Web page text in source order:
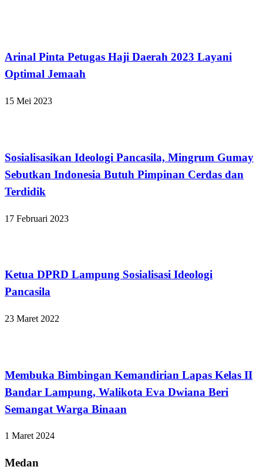
Arinal Pinta Petugas Haji Daerah 2023 Layani
Optimal Jemaah
15 Mei 2023
Sosialisasikan Ideologi Pancasila, Mingrum Gumay
Sebutkan Indonesia Butuh Pimpinan Cerdas dan
Terdidik
17 Februari 2023
Ketua DPRD Lampung Sosialisasi Ideologi
Pancasila
23 Maret 2022
Membuka Bimbingan Kemandirian Lapas Kelas II
Bandar Lampung, Walikota Eva Dwiana Beri
Semangat Warga Binaan
1 Maret 2024
Medan